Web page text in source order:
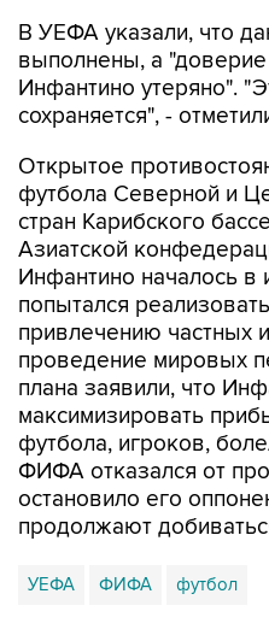
В УЕФА указали, что
выполнены, а "доверие
Инфантино утеряно".
сохраняется", -
Открытое
футбола Северной и
стран Карибского
Азиатской
Инфантино началось в
попытался
привлечению частных
проведение мировых
плана заявили, что
максимизировать
футбола, игроков,
ФИФА отказался от
остановило его
продолжают
УЕФА ФИФА футбол